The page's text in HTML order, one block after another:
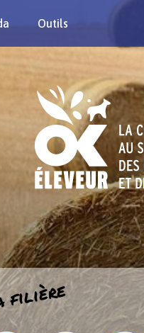
Outils
filière